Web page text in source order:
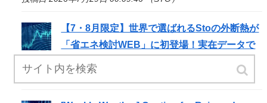
【7・8月限定】世界で選ばれるStoの外断熱が
「省エネ検討WEB」に初登場！実在データで
非住宅 ...
投稿日 2026年7月28日 14:06:27 （STO）